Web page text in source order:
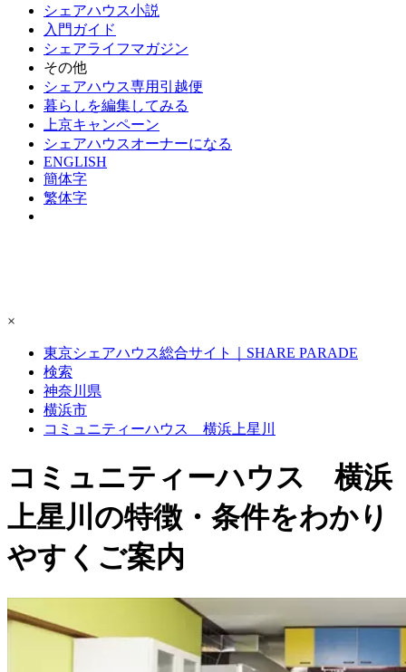
シェアハウス小説
入門ガイド
シェアライフマガジン
その他
シェアハウス専用引越便
暮らしを編集してみる
上京キャンペーン
シェアハウスオーナーになる
ENGLISH
簡体字
繁体字
×
東京シェアハウス総合サイト｜SHARE PARADE
検索
神奈川県
横浜市
コミュニティーハウス 横浜上星川
コミュニティーハウス 横浜
上星川の特徴・条件をわかり
やすくご案内